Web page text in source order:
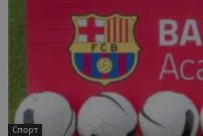
Спорт